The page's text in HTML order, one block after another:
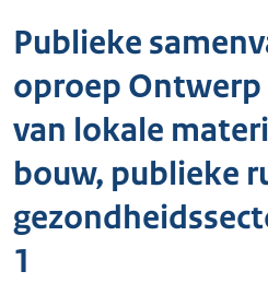
Publieke
oproep
van lokale
bouw, publieke
1